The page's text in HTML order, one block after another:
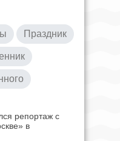
Праздник
репортаж с
в